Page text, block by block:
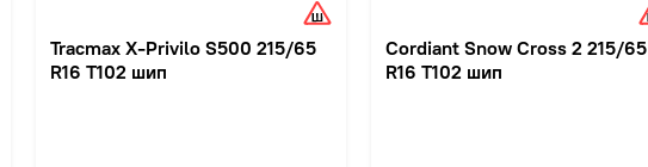
Tracmax X-Privilo S500 215/65
R16 T102 шип
Cordiant Snow Cross 2 215/65
R16 T102 шип